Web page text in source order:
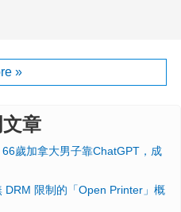
»
章
歲加拿大男子靠ChatGPT，成
DRM 限制的「Open Printer」概